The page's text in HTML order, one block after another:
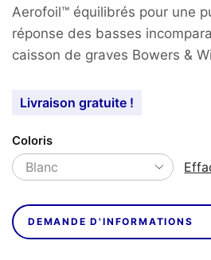
Aerofoil™ équilibrés pour une
réponse des basses
caisson de graves Bowers &
Livraison gratuite !
Coloris
DEMANDE D'INFORMATIONS